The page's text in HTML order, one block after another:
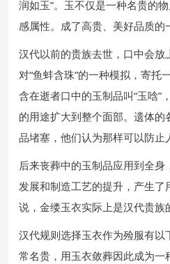
润如玉”。玉不仅是一种名贵的
感属性。成了高贵、美好品质的
汉代以前的贵族去世，口中会放
对“鱼蚌含珠”的一种模拟，寄托
含在逝者口中的玉制品叫“玉唅”
的用途扩大到整个面部。遗体
品堵塞，他们认为那样可以防止
后来丧葬中的玉制品应用到全
发展和制造工艺的提升，产生了
说，金缕玉衣实际上是汉代贵族
汉代规则选择玉衣作为殓服有
常名贵，用玉衣敛葬因此成为一